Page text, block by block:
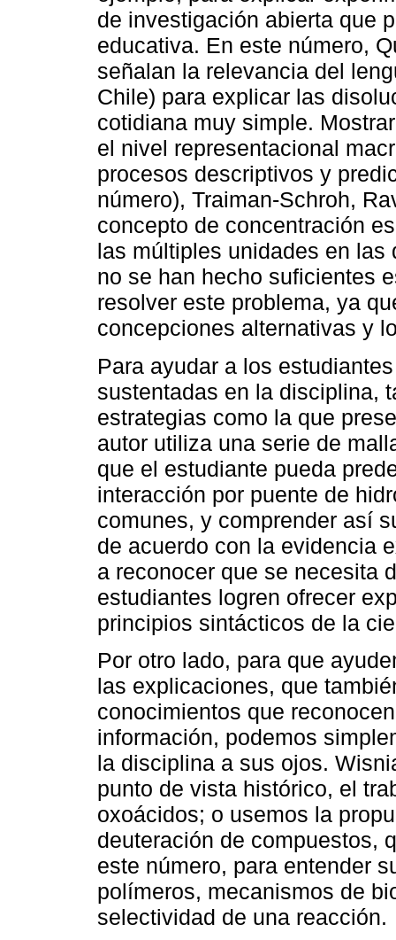
de investigación abierta que
educativa. En este número,
señalan la relevancia del
Chile) para explicar las
cotidiana muy simple.
el nivel representacional
procesos descriptivos y
número), Traiman-Schroh,
concepto de concentración
las múltiples unidades en las
no se han hecho suficientes
resolver este problema, ya
concepciones alternativas y
Para ayudar a los
sustentadas en la disciplina,
estrategias como la que
autor utiliza una serie de
que el estudiante pueda
interacción por puente de
comunes, y comprender así
de acuerdo con la evidencia
a reconocer que se necesita
estudiantes logren ofrecer
principios sintácticos de la
Por otro lado, para que
las explicaciones, que
conocimientos que
información, podemos
la disciplina a sus ojos.
punto de vista histórico, el
oxoácidos; o usemos la
deuteración de compuestos,
este número, para entender
polímeros, mecanismos de
selectividad de una reacción.